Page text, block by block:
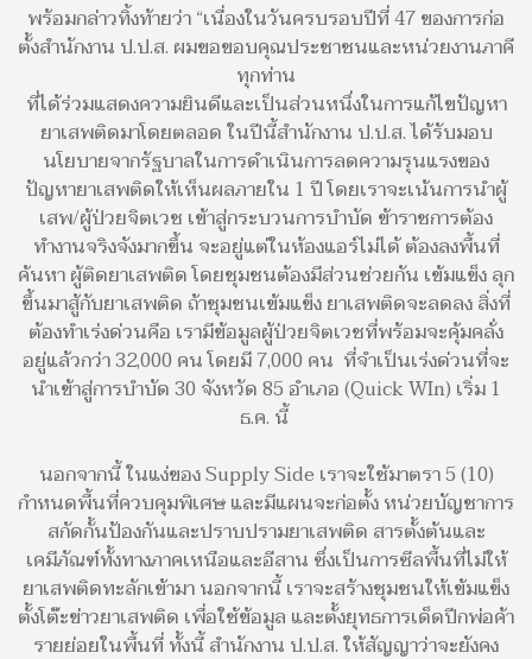
พร้อมกล่าวทิ้งท้ายว่า “เนื่องในวันครบรอบปีที่ 47 ของการก่อ
ตั้งสำนักงาน ป.ป.ส. ผมขอขอบคุณประชาชนและหน่วยงานภาคี
ทุกท่าน
ที่ได้ร่วมแสดงความยินดีและเป็นส่วนหนึ่งในการแก้ไขปัญหา
ยาเสพติดมาโดยตลอด ในปีนี้สำนักงาน ป.ป.ส. ได้รับมอบ
นโยบายจากรัฐบาลในการดำเนินการลดความรุนแรงของ
ปัญหายาเสพติดให้เห็นผลภายใน 1 ปี โดยเราจะเน้นการนำผู้
เสพ/ผู้ป่วยจิตเวช เข้าสู่กระบวนการบำบัด ข้าราชการต้อง
ทำงานจริงจังมากขึ้น จะอยู่แต่ในห้องแอร์ไม่ได้ ต้องลงพื้นที่
ค้นหา ผู้ติดยาเสพติด โดยชุมชนต้องมีส่วนช่วยกัน เข้มแข็ง ลุก
ขึ้นมาสู้กับยาเสพติด ถ้าชุมชนเข้มแข็ง ยาเสพติดจะลดลง สิ่งที่
ต้องทำเร่งด่วนคือ เรามีข้อมูลผู้ป่วยจิตเวชที่พร้อมจะคุ้มคลั่ง
อยู่แล้วกว่า 32,000 คน โดยมี 7,000 คน ที่จำเป็นเร่งด่วนที่จะ
นำเข้าสู่การบำบัด 30 จังหวัด 85 อำเภอ (Quick WIn) เริ่ม 1
ธ.ค. นี้
นอกจากนี้ ในแง่ของ Supply Side เราจะใช้มาตรา 5 (10)
กำหนดพื้นที่ควบคุมพิเศษ และมีแผนจะก่อตั้ง หน่วยบัญชาการ
สกัดกั้นป้องกันและปราบปรามยาเสพติด สารตั้งต้นและ
เคมีภัณฑ์ทั้งทางภาคเหนือและอีสาน ซึ่งเป็นการซีลพื้นที่ไม่ให้
ยาเสพติดทะลักเข้ามา นอกจากนี้ เราจะสร้างชุมชนให้เข้มแข็ง
ตั้งโต๊ะข่าวยาเสพติด เพื่อใช้ข้อมูล และตั้งยุทธการเด็ดปีกพ่อค้า
รายย่อยในพื้นที่ ทั้งนี้ สำนักงาน ป.ป.ส. ให้สัญญาว่าจะยังคง